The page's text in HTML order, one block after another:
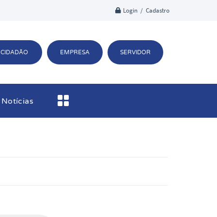
Login / Cadastro
CIDADÃO EMPRESA SERVIDOR
Notícias